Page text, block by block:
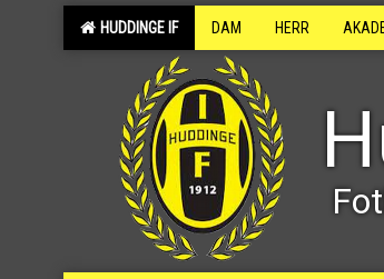
HUDDINGE IF DAM HERR